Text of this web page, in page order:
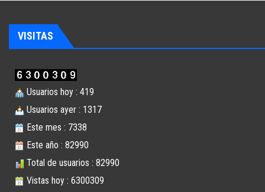
VISITAS
Usuarios hoy : 419
Usuarios ayer : 1317
Este mes : 7338
Este año : 82990
Total de usuarios : 82990
Vistas hoy : 6300309